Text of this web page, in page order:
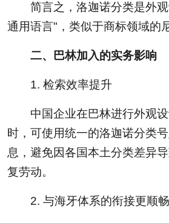
简言之，洛迦诺分类是外
通用语言"，类似于商标领域的
二、巴林加入的实务影响
1. 检索效率提升
中国企业在巴林进行外观
时，可使用统一的洛迦诺分类
息，避免因各国本土分类差异
复劳动。
2. 与海牙体系的衔接更顺畅